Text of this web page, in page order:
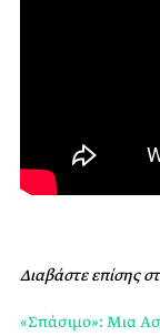
Διαβάστε επίσης
«Σπάσιμο»: Μια